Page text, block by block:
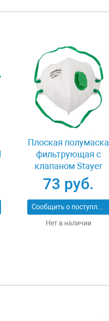
Плоская полумаска
фильтрующая с
клапаном Stayer
11113-2_z01
73 руб.
Сообщить о поступлении
Нет в наличии